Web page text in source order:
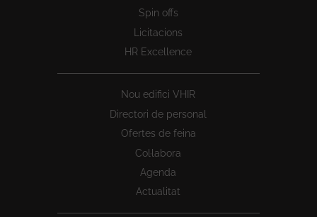
Spin offs
Licitacions
HR Excellence
Nou edifici VHIR
Directori de personal
Ofertes de feina
Col·labora
Agenda
Actualitat